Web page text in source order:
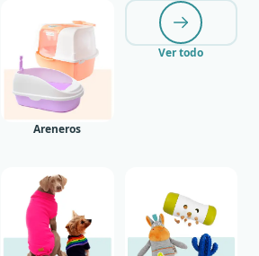
Areneros
Ver todo